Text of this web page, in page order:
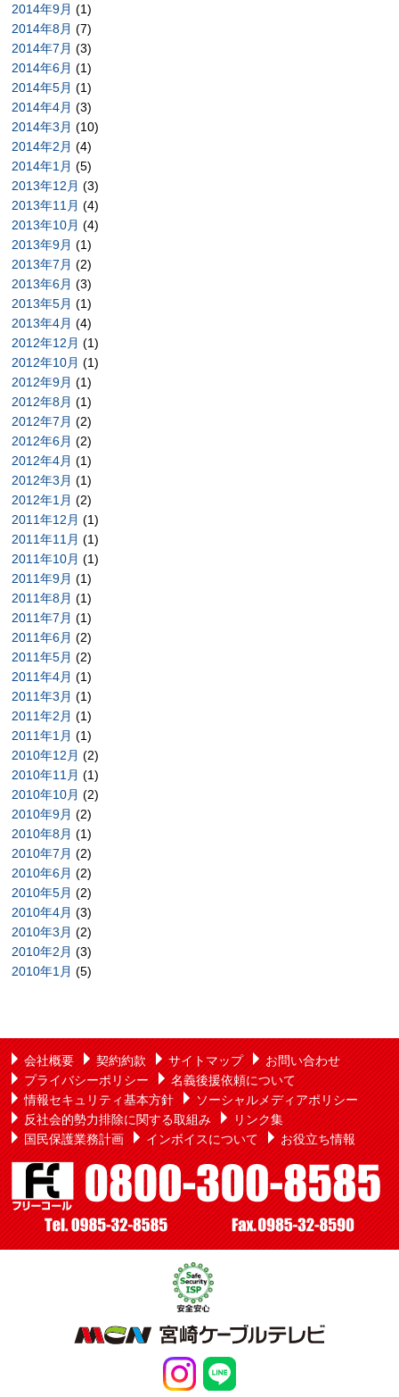
2014年9月 (1)
2014年8月 (7)
2014年7月 (3)
2014年6月 (1)
2014年5月 (1)
2014年4月 (3)
2014年3月 (10)
2014年2月 (4)
2014年1月 (5)
2013年12月 (3)
2013年11月 (4)
2013年10月 (4)
2013年9月 (1)
2013年7月 (2)
2013年6月 (3)
2013年5月 (1)
2013年4月 (4)
2012年12月 (1)
2012年10月 (1)
2012年9月 (1)
2012年8月 (1)
2012年7月 (2)
2012年6月 (2)
2012年4月 (1)
2012年3月 (1)
2012年1月 (2)
2011年12月 (1)
2011年11月 (1)
2011年10月 (1)
2011年9月 (1)
2011年8月 (1)
2011年7月 (1)
2011年6月 (2)
2011年5月 (2)
2011年4月 (1)
2011年3月 (1)
2011年2月 (1)
2011年1月 (1)
2010年12月 (2)
2010年11月 (1)
2010年10月 (2)
2010年9月 (2)
2010年8月 (1)
2010年7月 (2)
2010年6月 (2)
2010年5月 (2)
2010年4月 (3)
2010年3月 (2)
2010年2月 (3)
2010年1月 (5)
会社概要 契約約款 サイトマップ
お問い合わせ
プライバシーポリシー
名義後援依頼について
情報セキュリティ基本方針
ソーシャルメディアポリシー
反社会的勢力排除に関する取組み
リンク集
国民保護業務計画
インボイスについて お役立ち情報